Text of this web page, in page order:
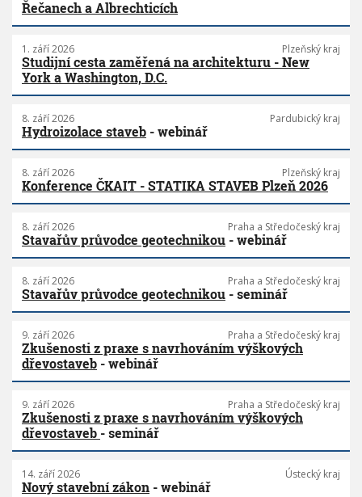
Řečanech a Albrechticích
1. září 2026 Plzeňský kraj
Studijní cesta zaměřená na architekturu - New
York a Washington, D.C.
8. září 2026 Pardubický kraj
Hydroizolace staveb - webinář
8. září 2026 Plzeňský kraj
Konference ČKAIT - STATIKA STAVEB Plzeň 2026
8. září 2026 Praha a Středočeský kraj
Stavařův průvodce geotechnikou - webinář
8. září 2026 Praha a Středočeský kraj
Stavařův průvodce geotechnikou - seminář
9. září 2026 Praha a Středočeský kraj
Zkušenosti z praxe s navrhováním výškových
dřevostaveb - webinář
9. září 2026 Praha a Středočeský kraj
Zkušenosti z praxe s navrhováním výškových
dřevostaveb - seminář
14. září 2026 Ústecký kraj
Nový stavební zákon - webinář